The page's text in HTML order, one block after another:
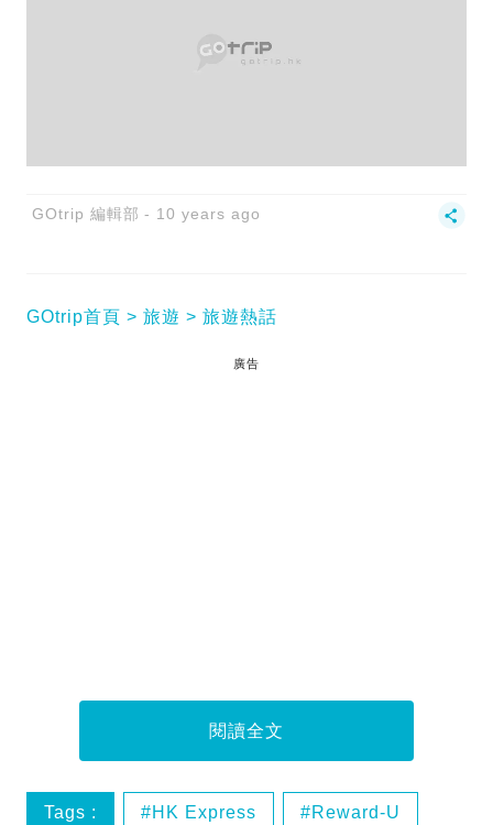
GOtrip 編輯部 10 years ago
GOtrip首頁 旅遊 旅遊熱話
廣告
閱讀全文
Tags : HK Express Reward-U